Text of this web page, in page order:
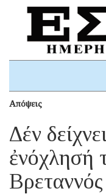
Απόψεις
Δέν
ἐνόχλησή